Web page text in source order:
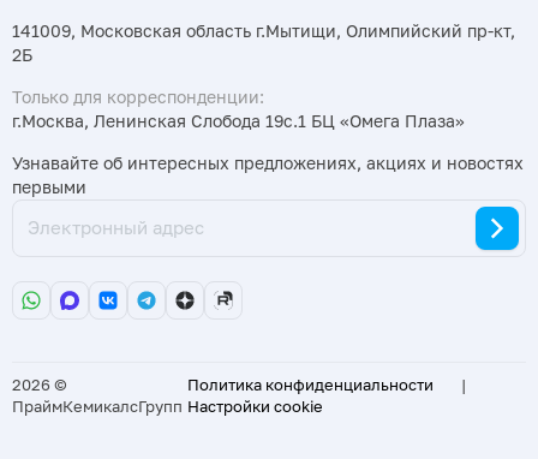
141009, Московская область г.Мытищи, Олимпийский пр-кт,
2Б
Только для корреспонденции:
г.Москва, Ленинская Слобода 19с.1 БЦ «Омега Плаза»
Узнавайте об интересных предложениях, акциях и новостях
первыми
2026 ©
ПраймКемикалсГрупп
Политика конфиденциальности
|
Настройки cookie